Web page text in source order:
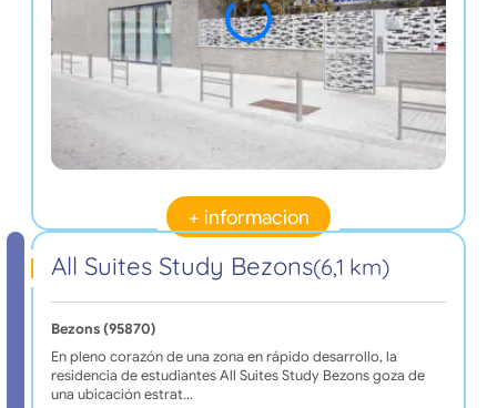
+ informacion
All Suites Study Bezons(6,1 km)
Bezons (95870)
En pleno corazón de una zona en rápido desarrollo, la
residencia de estudiantes All Suites Study Bezons goza de
una ubicación estrat…